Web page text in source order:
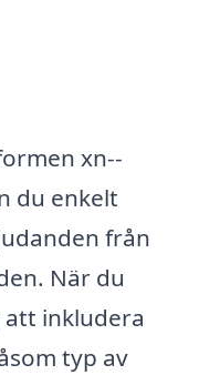
xn--
du enkelt
från
När du
inkludera
typ av